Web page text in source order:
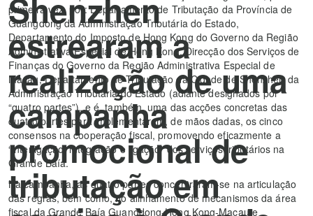
Shenzhen
estrearam a
realização de uma
campanha
promocional de
tributação em
primeira vez, por: Departamento de Tributação da Província de
Guangdong da Administração Tributária do Estado,
Departamento do Imposto de Hong Kong do Governo da Região
Administrativa Especial de Hong Kong, Direcção dos Serviços de
Finanças do Governo da Região Administrativa Especial de
Macau, Departamento de Tributação da Cidade de Shenzhen da
Administração Tributária do Estado (adiante designados por
“quatro partes”), e é, também, uma das acções concretas das
quatro partes para implementarem, de mãos dadas, os cinco
consensos na cooperação fiscal, promovendo eficazmente a
“interligação, integração e ligação” dos serviços tributários na
Grande Baía.
Na campanha, as quatro partes concentraram-se na articulação
das regras, bem como, no alinhamento de mecanismos da área
fiscal da Grande Baía Guangdong-Hong Kong-Macau e